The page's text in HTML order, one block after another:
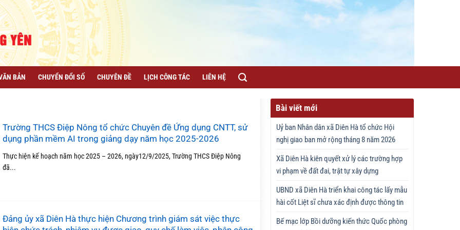
BẢN CHUYỂN ĐỔI SỐ CHUYÊN ĐỀ LỊCH CÔNG TÁC LIÊN HỆ
Trường THCS Điệp Nông tổ chức Chuyên đề Ứng dụng CNTT, sử
dụng phần mềm AI trong giảng dạy năm học 2025-2026
Thực hiện kế hoạch năm học 2025 – 2026, ngày12/9/2025, Trường THCS Điệp Nông
đã...
Đảng ủy xã Diên Hà thực hiện Chương trình giám sát việc thực
Bài viết mới
Uỷ ban Nhân dân xã Diên Hà tổ chức Hội
nghị giao ban mở rộng tháng 8 năm 2026
Xã Diên Hà kiên quyết xử lý các trường hợp
vi phạm về đất đai, trật tự xây dựng
UBND xã Diên Hà triển khai công tác lấy mẫu
hài cốt Liệt sĩ chưa xác định được thông tin
Bế mạc lớp Bồi dưỡng kiến thức Quốc phòng